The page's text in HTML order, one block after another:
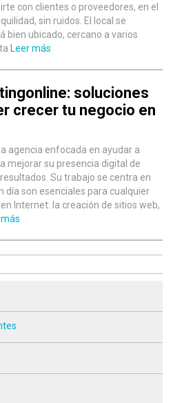
con clientes o proveedores, en el
sin ruidos. El local se
bien ubicado, cercano a varios
Leer más
soluciones
crecer tu negocio en
agencia enfocada en ayudar a
mejorar su presencia digital de
Su trabajo se centra en
día son esenciales para cualquier
Internet: la creación de sitios web,